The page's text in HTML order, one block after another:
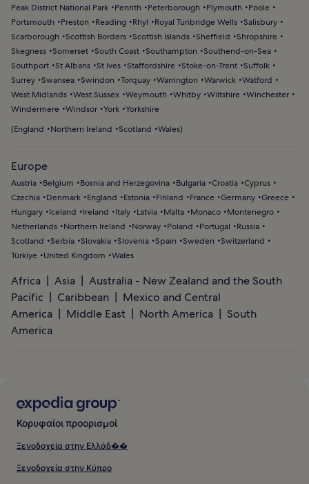
Peak District National Park
Penrith Peterborough Plymouth
Poole
Portsmouth
Preston Reading Rhyl Royal Tunbridge Wells Salisbury
Scarborough
Scottish Borders Scottish Islands Sheffield
Shropshire
Skegness Somerset South Coast Southampton
Southend-on-Sea
Southport St Albans St Ives Staffordshire Stoke-on-Trent Suffolk
Surrey Swansea Swindon Torquay Warrington Warwick Watford
West Midlands West Sussex Weymouth Whitby Wiltshire Winchester
Windermere Windsor York Yorkshire
(England Northern Ireland Scotland Wales)
Europe
Austria Belgium Bosnia and Herzegovina Bulgaria Croatia Cyprus
Czechia
Denmark England Estonia Finland France Germany Greece
Hungary
Iceland Ireland Italy Latvia Malta Monaco
Montenegro
Netherlands
Northern Ireland Norway Poland Portugal
Russia
Scotland
Serbia Slovakia Slovenia Spain Sweden
Switzerland
Türkiye
United Kingdom Wales
Africa Asia
Australia - New Zealand and the South
Pacific
Caribbean
Mexico and Central
America
Middle East North America
South
America
Κορυφαίοι προορισμοί
Ξενοδοχεία στην Ελλάδ��
Ξενοδοχεία στην Κύπρο